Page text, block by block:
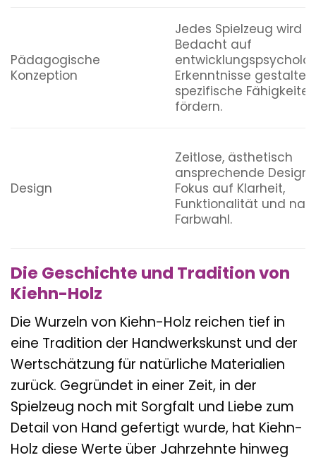
Pädagogische
Konzeption
Jedes Spielzeug wird
Bedacht auf
Erkenntnisse
spezifische
fördern.
Design
Zeitlose, ästhetisch
ansprechende
Fokus auf Klarheit,
Funktionalität und
Farbwahl.
Die Geschichte und Tradition von
Kiehn-Holz
Die Wurzeln von Kiehn-Holz reichen tief in
eine Tradition der Handwerkskunst und der
Wertschätzung für natürliche Materialien
zurück. Gegründet in einer Zeit, in der
Spielzeug noch mit Sorgfalt und Liebe zum
Detail von Hand gefertigt wurde, hat Kiehn-
Holz diese Werte über Jahrzehnte hinweg